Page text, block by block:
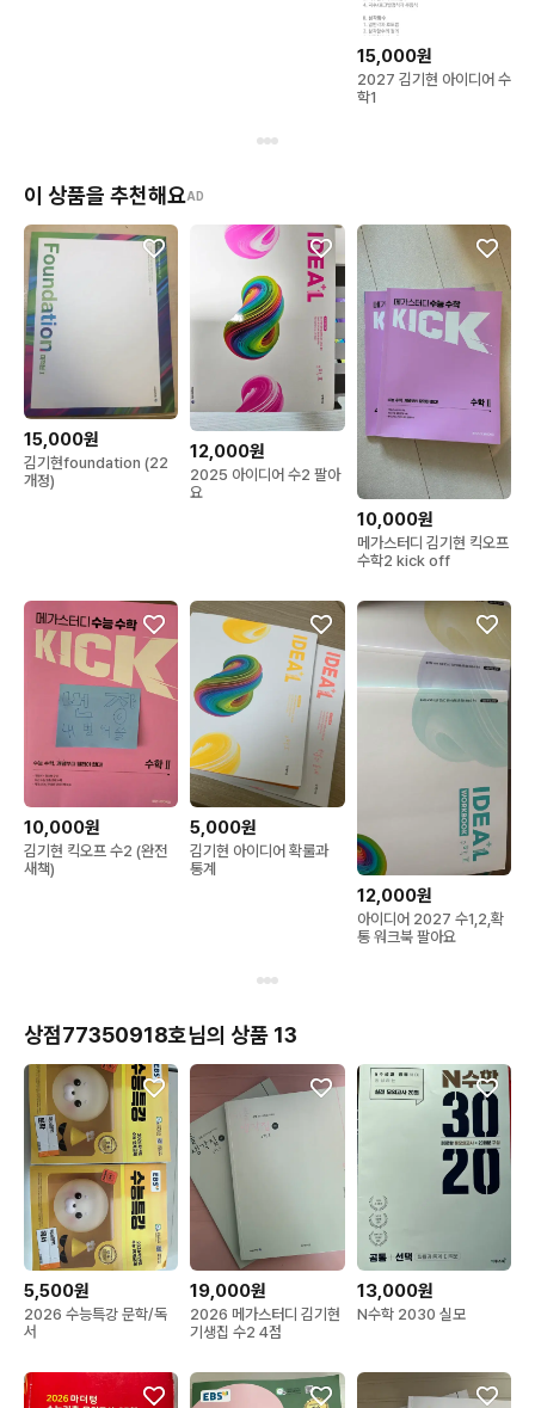
15,000원
2027 김기현 아이디어 수
학1
이 상품을 추천해요AD
15,000원
김기현foundation (22
개정)
12,000원
2025 아이디어 수2 팔아
요
10,000원
메가스터디 김기현 킥오프
수학2 kick off
10,000원
김기현 킥오프 수2 (완전
새책)
5,000원
김기현 아이디어 확룰과
통계
12,000원
아이디어 2027 수1,2,확
통 워크북 팔아요
상점77350918호님의 상품 13
5,500원
2026 수능특강 문학/독
서
19,000원
2026 메가스터디 김기현
기생집 수2 4점
13,000원
N수학 2030 실모